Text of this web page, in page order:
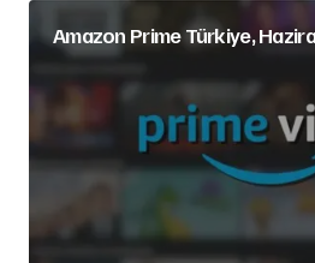
Amazon Prime Türkiye,